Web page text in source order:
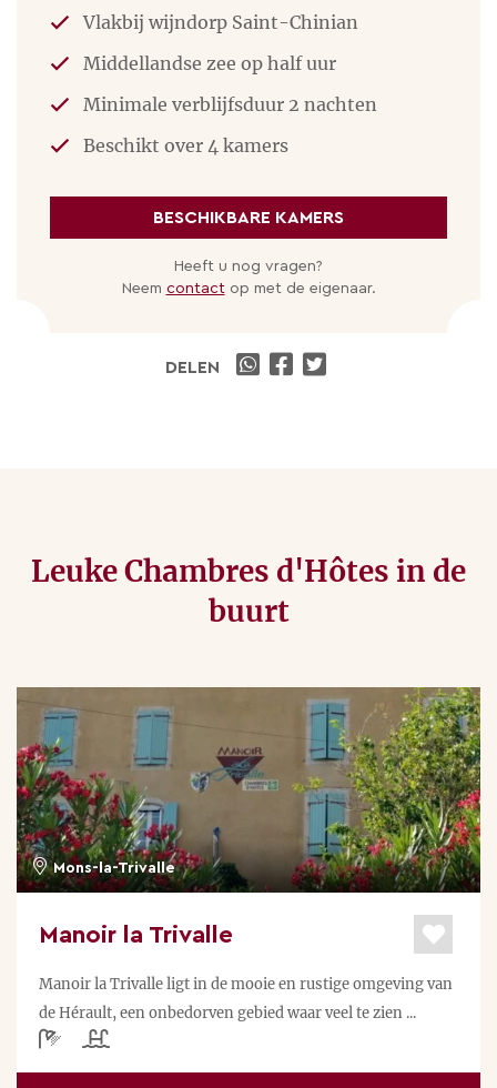
Vlakbij wijndorp Saint-Chinian
Middellandse zee op half uur
Minimale verblijfsduur 2 nachten
Beschikt over 4 kamers
BESCHIKBARE KAMERS
Heeft u nog vragen?
Neem contactop met de eigenaar.
DELEN
Leuke Chambres d'Hôtes in de
buurt
Mons-la-Trivalle
Manoir la Trivalle
Manoir la Trivalle ligt in de mooie en rustige omgeving van
de Hérault, een onbedorven gebied waar veel te zien ...